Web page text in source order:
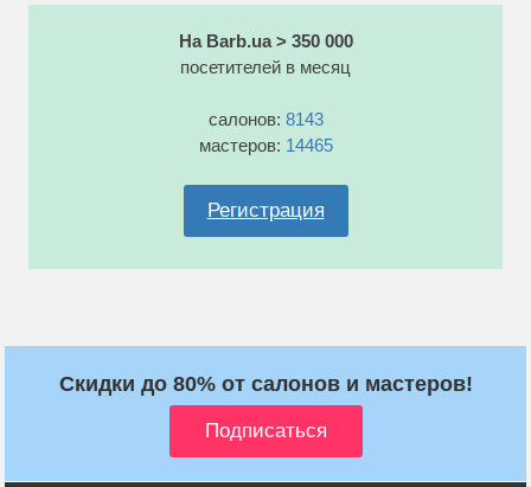
На Barb.ua > 350 000
посетителей в месяц
салонов: 8143
мастеров: 14465
Регистрация
Скидки до 80% от салонов и мастеров!